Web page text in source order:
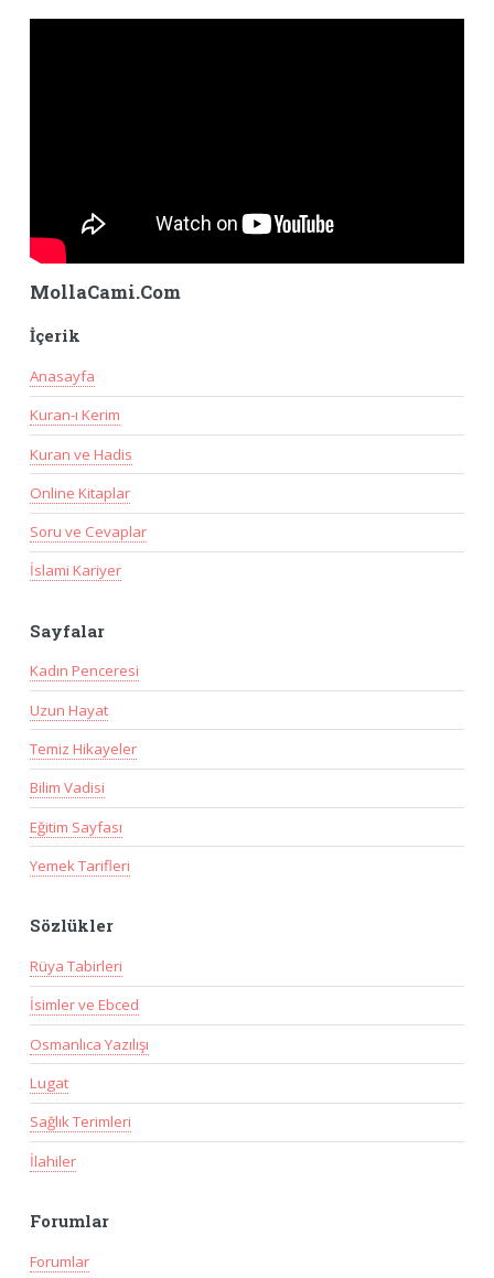
MollaCami.Com
İçerik
Anasayfa
Kuran-ı Kerim
Kuran ve Hadis
Online Kitaplar
Soru ve Cevaplar
İslami Kariyer
Sayfalar
Kadın Penceresi
Uzun Hayat
Temiz Hikayeler
Bilim Vadisi
Eğitim Sayfası
Yemek Tarifleri
Sözlükler
Rüya Tabirleri
İsimler ve Ebced
Osmanlıca Yazılışı
Lugat
Sağlık Terimleri
İlahiler
Forumlar
Forumlar